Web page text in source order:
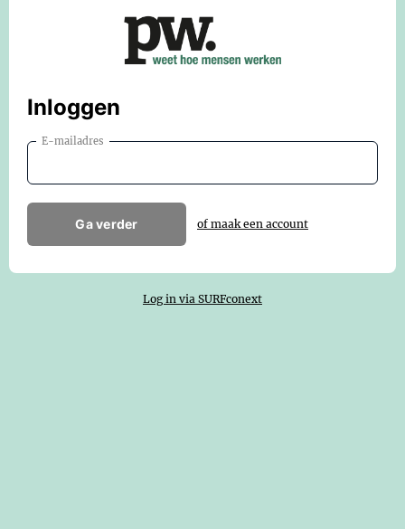
Inloggen
E-mailadres
Ga verder of maak een account
Log in via SURFconext